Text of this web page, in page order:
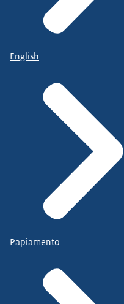
English
Papiamento